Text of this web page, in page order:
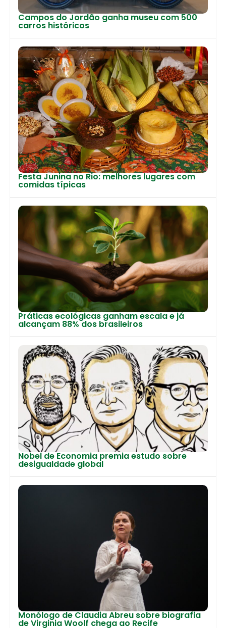
Campos do Jordão ganha museu com 500
carros históricos
Festa Junina no Rio: melhores lugares com
comidas típicas
Práticas ecológicas ganham escala e já
alcançam 88% dos brasileiros
Nobel de Economia premia estudo sobre
desigualdade global
Monólogo de Claudia Abreu sobre biografia
de Virginia Woolf chega ao Recife